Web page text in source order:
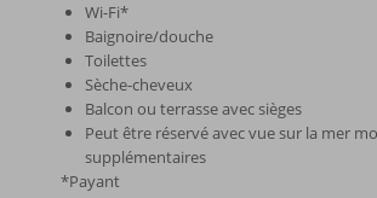
Wi-Fi*
Baignoire/douche
Toilettes
Sèche-cheveux
Balcon ou terrasse avec sièges
Peut être réservé avec vue sur la mer
supplémentaires
*Payant